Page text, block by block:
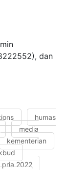
dan
humas
media
kementerian
pria 2022